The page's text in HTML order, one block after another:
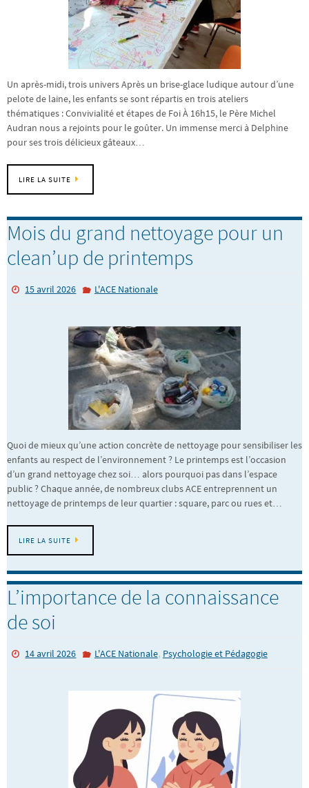
Un après-midi, trois univers Après un brise-glace ludique autour d’une
pelote de laine, les enfants se sont répartis en trois ateliers
thématiques : Convivialité et étapes de Foi À 16h15, le Père Michel
Audran nous a rejoints pour le goûter. Un immense merci à Delphine
pour ses trois délicieux gâteaux…
LIRE LA SUITE
Mois du grand nettoyage pour un
clean’up de printemps
15 avril 2026 L'ACE Nationale
Quoi de mieux qu’une action concrète de nettoyage pour sensibiliser les
enfants au respect de l’environnement ? Le printemps est l’occasion
d’un grand nettoyage chez soi… alors pourquoi pas dans l’espace
public ? Chaque année, de nombreux clubs ACE entreprennent un
nettoyage de printemps de leur quartier : square, parc ou rues et…
LIRE LA SUITE
L’importance de la connaissance
de soi
14 avril 2026 L'ACE Nationale, Psychologie et Pédagogie